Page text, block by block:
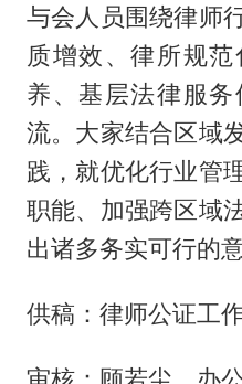
与会人员围绕律师
质增效、律所规
养、基层法律服
流。大家结合区域
践，就优化行业管
职能、加强跨区域
出诸多务实可行的
供稿：律师公证工
审核：顾若尘、办